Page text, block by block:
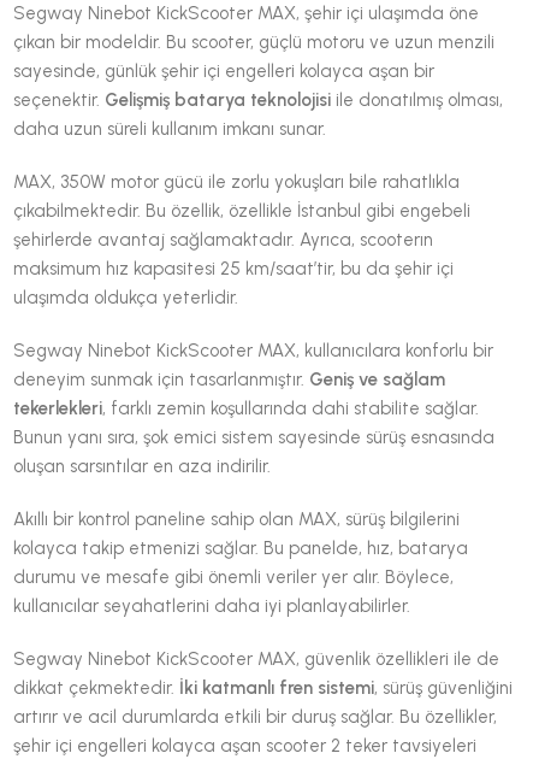
Segway Ninebot KickScooter MAX, şehir içi ulaşımda öne
çıkan bir modeldir. Bu scooter, güçlü motoru ve uzun menzili
sayesinde, günlük şehir içi engelleri kolayca aşan bir
seçenektir. Gelişmiş batarya teknolojisi ile donatılmış olması,
daha uzun süreli kullanım imkanı sunar.
MAX, 350W motor gücü ile zorlu yokuşları bile rahatlıkla
çıkabilmektedir. Bu özellik, özellikle İstanbul gibi engebeli
şehirlerde avantaj sağlamaktadır. Ayrıca, scooterın
maksimum hız kapasitesi 25 km/saat’tir, bu da şehir içi
ulaşımda oldukça yeterlidir.
Segway Ninebot KickScooter MAX, kullanıcılara konforlu bir
deneyim sunmak için tasarlanmıştır. Geniş ve sağlam
tekerlekleri, farklı zemin koşullarında dahi stabilite sağlar.
Bunun yanı sıra, şok emici sistem sayesinde sürüş esnasında
oluşan sarsıntılar en aza indirilir.
Akıllı bir kontrol paneline sahip olan MAX, sürüş bilgilerini
kolayca takip etmenizi sağlar. Bu panelde, hız, batarya
durumu ve mesafe gibi önemli veriler yer alır. Böylece,
kullanıcılar seyahatlerini daha iyi planlayabilirler.
Segway Ninebot KickScooter MAX, güvenlik özellikleri ile de
dikkat çekmektedir. İki katmanlı fren sistemi, sürüş güvenliğini
artırır ve acil durumlarda etkili bir duruş sağlar. Bu özellikler,
şehir içi engelleri kolayca aşan scooter 2 teker tavsiyeleri